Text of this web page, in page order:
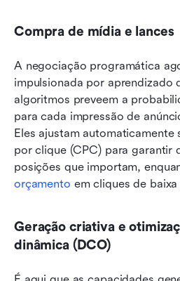
Compra de mídia e lances
A negociação programática
impulsionada por aprendizado
algoritmos preveem a
para cada impressão de
Eles ajustam automaticamente
por clique (CPC) para garantir
posições que importam,
orçamento em cliques de
Geração criativa e
dinâmica (DCO)